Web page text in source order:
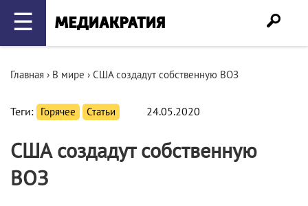
☰
Главная › В мире › США создадут собственную ВОЗ
Теги: Горячее Статьи 24.05.2020
США создадут собственную
ВОЗ